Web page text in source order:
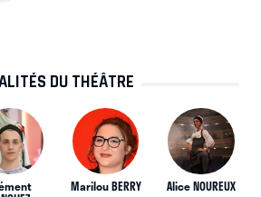
DU THÉÂTRE
Marilou BERRY Alice NOUREUX